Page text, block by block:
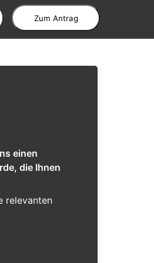
Zum Antrag
einen
die Ihnen
relevanten